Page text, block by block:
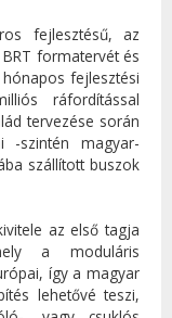
fejlesztésű, az
formatervét és
fejlesztési
ráfordítással
tervezése során
-szintén magyar-
szállított buszok
az első tagja
a moduláris
így a magyar
lehetővé teszi,